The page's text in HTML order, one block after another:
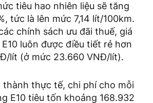
tiêu hao nhiên liệu sẽ tăng
tức là lên mức 7,14 lít/100km.
chính sách ưu đãi thuế, giá
luôn được điều tiết rẻ hơn
lít (ở mức 23.660 VNĐ/lít).
thành thực tế, chi phí cho mỗi
E10 tiêu tốn khoảng 168.932